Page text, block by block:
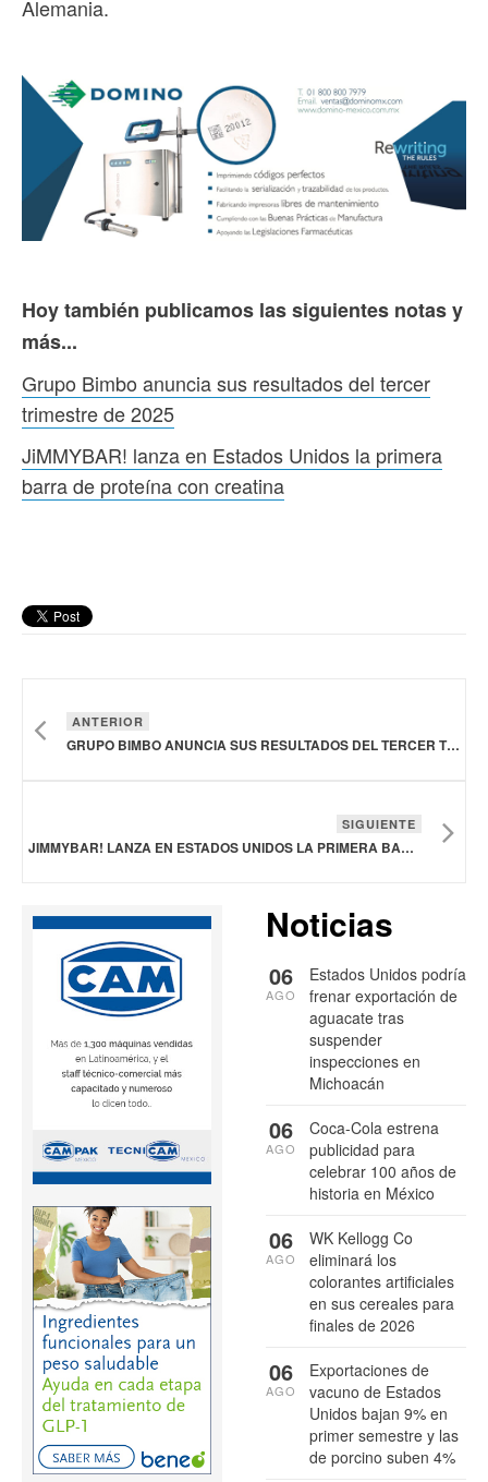
Alemania.
Hoy también publicamos las siguientes notas y
más...
Grupo Bimbo anuncia sus resultados del tercer
trimestre de 2025
JiMMYBAR! lanza en Estados Unidos la primera
barra de proteína con creatina
ANTERIOR
GRUPO BIMBO ANUNCIA SUS RESULTADOS DEL TERCER TRIMESTRE DE 2025
SIGUIENTE
JIMMYBAR! LANZA EN ESTADOS UNIDOS LA PRIMERA BARRA DE PROTEÍNA CON CREATINA
Noticias
Estados Unidos podría
frenar exportación de
aguacate tras
suspender
inspecciones en
Michoacán
06
AGO
Coca-Cola estrena
publicidad para
celebrar 100 años de
historia en México
06
AGO
WK Kellogg Co
eliminará los
colorantes artificiales
en sus cereales para
finales de 2026
06
AGO
Exportaciones de
vacuno de Estados
Unidos bajan 9% en
primer semestre y las
de porcino suben 4%
06
AGO